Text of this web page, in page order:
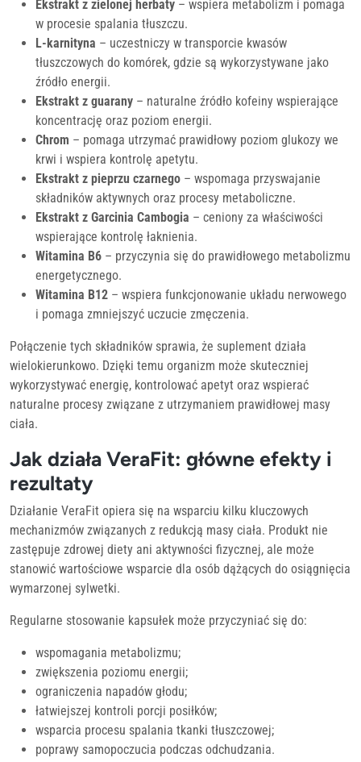
Ekstrakt z zielonej herbaty – wspiera metabolizm i pomaga
w procesie spalania tłuszczu.
L-karnityna – uczestniczy w transporcie kwasów
tłuszczowych do komórek, gdzie są wykorzystywane jako
źródło energii.
Ekstrakt z guarany – naturalne źródło kofeiny wspierające
koncentrację oraz poziom energii.
Chrom – pomaga utrzymać prawidłowy poziom glukozy we
krwi i wspiera kontrolę apetytu.
Ekstrakt z pieprzu czarnego – wspomaga przyswajanie
składników aktywnych oraz procesy metaboliczne.
Ekstrakt z Garcinia Cambogia – ceniony za właściwości
wspierające kontrolę łaknienia.
Witamina B6 – przyczynia się do prawidłowego metabolizmu
energetycznego.
Witamina B12 – wspiera funkcjonowanie układu nerwowego
i pomaga zmniejszyć uczucie zmęczenia.
Połączenie tych składników sprawia, że suplement działa
wielokierunkowo. Dzięki temu organizm może skuteczniej
wykorzystywać energię, kontrolować apetyt oraz wspierać
naturalne procesy związane z utrzymaniem prawidłowej masy
ciała.
Jak działa VeraFit: główne efekty i
rezultaty
Działanie VeraFit opiera się na wsparciu kilku kluczowych
mechanizmów związanych z redukcją masy ciała. Produkt nie
zastępuje zdrowej diety ani aktywności fizycznej, ale może
stanowić wartościowe wsparcie dla osób dążących do osiągnięcia
wymarzonej sylwetki.
Regularne stosowanie kapsułek może przyczyniać się do:
wspomagania metabolizmu;
zwiększenia poziomu energii;
ograniczenia napadów głodu;
łatwiejszej kontroli porcji posiłków;
wsparcia procesu spalania tkanki tłuszczowej;
poprawy samopoczucia podczas odchudzania.